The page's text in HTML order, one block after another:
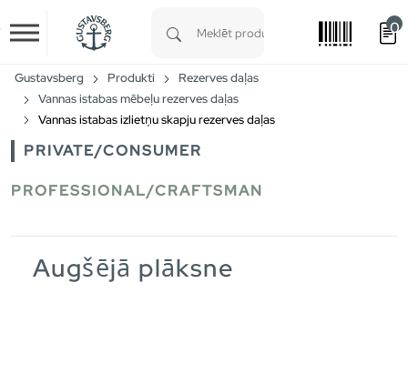
Skip to main content
0
Gustavsberg Produkti
Rezerves daļas
Vannas istabas mēbeļu rezerves daļas
Vannas istabas izlietņu skapju rezerves daļas
PRIVATE/CONSUMER
PROFESSIONAL/CRAFTSMAN
Augšējā plāksne